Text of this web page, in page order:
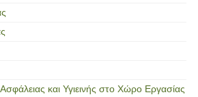
και Υγιεινής στο Χώρο Εργασίας